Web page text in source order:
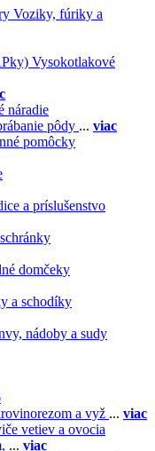
Voziky, fúriky a
Vysokotlakové
náradie
pôdy ... viac
pomôcky
a príslušenstvo
domčeky
a schodíky
nádoby a sudy
a vyž ... viac
vetiev a ovocia
... viac